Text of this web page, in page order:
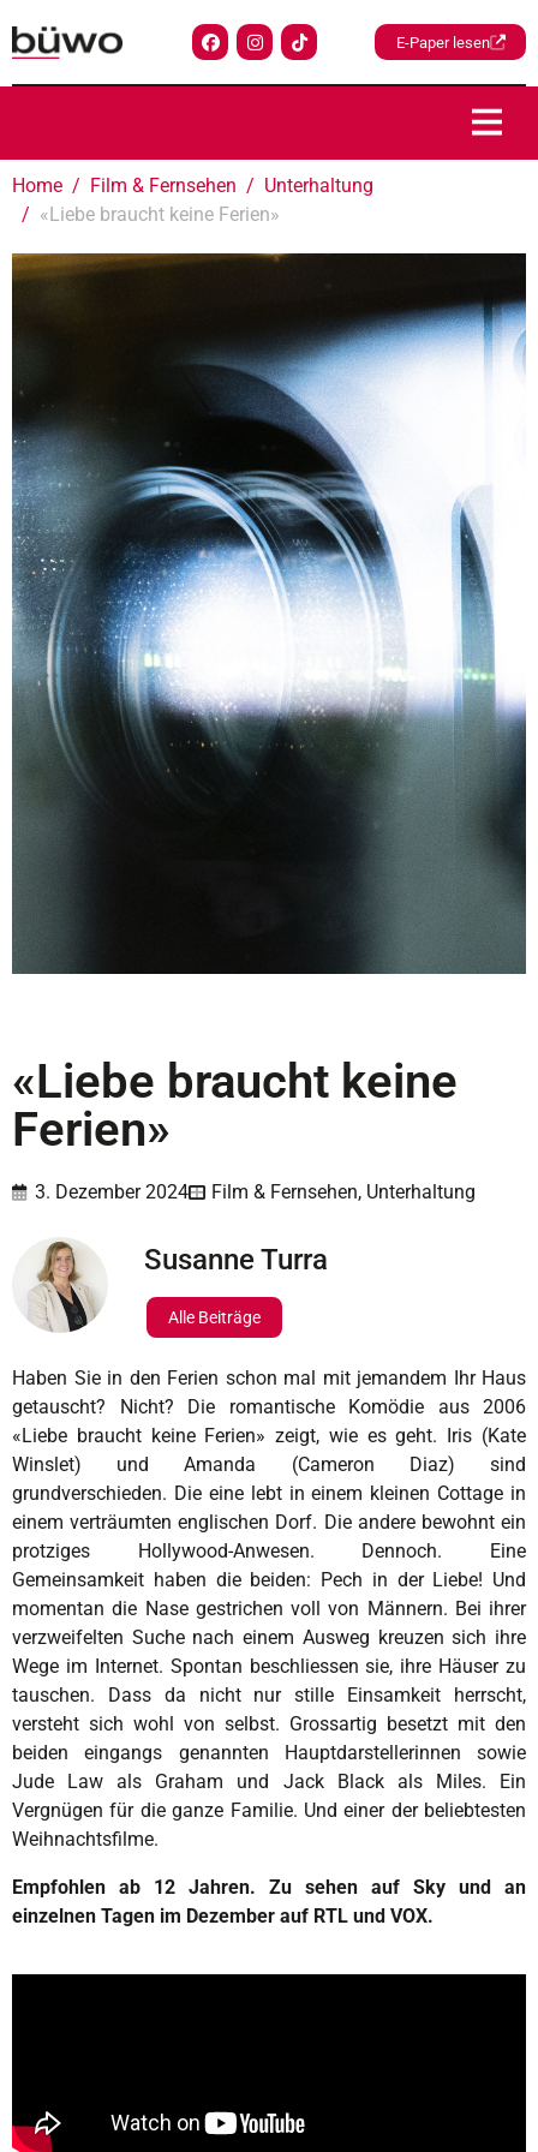
E-Paper lesen
Home Film & Fernsehen
Unterhaltung
«Liebe braucht keine Ferien»
«Liebe braucht keine
Ferien»
3. Dezember 2024 Film & Fernsehen, Unterhaltung
Susanne Turra
Alle Beiträge
Haben Sie in den Ferien schon mal mit jemandem Ihr Haus
getauscht? Nicht? Die romantische Komödie aus 2006
«Liebe braucht keine Ferien» zeigt, wie es geht. Iris (Kate
Winslet) und Amanda (Cameron Diaz) sind
grundverschieden. Die eine lebt in einem kleinen Cottage in
einem verträumten englischen Dorf. Die andere bewohnt ein
protziges Hollywood-Anwesen. Dennoch. Eine
Gemeinsamkeit haben die beiden: Pech in der Liebe! Und
momentan die Nase gestrichen voll von Männern. Bei ihrer
verzweifelten Suche nach einem Ausweg kreuzen sich ihre
Wege im Internet. Spontan beschliessen sie, ihre Häuser zu
tauschen. Dass da nicht nur stille Einsamkeit herrscht,
versteht sich wohl von selbst. Grossartig besetzt mit den
beiden eingangs genannten Hauptdarstellerinnen sowie
Jude Law als Graham und Jack Black als Miles. Ein
Vergnügen für die ganze Familie. Und einer der beliebtesten
Weihnachtsfilme.
Empfohlen ab 12 Jahren. Zu sehen auf Sky und an
einzelnen Tagen im Dezember auf RTL und VOX.